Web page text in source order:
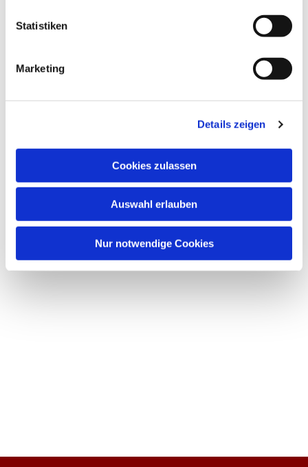
Statistiken
Marketing
Details zeigen
Cookies zulassen
Auswahl erlauben
Nur notwendige Cookies